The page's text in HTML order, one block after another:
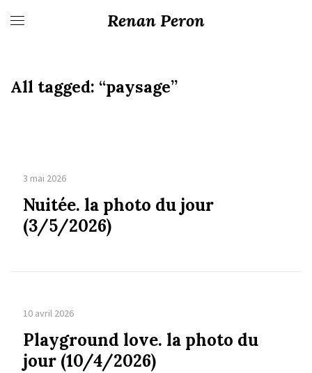
Renan Peron
All tagged: “paysage”
3 mai 2026
Nuitée. la photo du jour
(3/5/2026)
10 avril 2026
Playground love. la photo du
jour (10/4/2026)